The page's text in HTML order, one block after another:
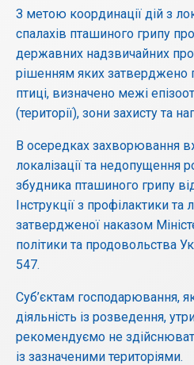
З метою координації дій з
спалахів пташиного грипу
державних надзвичайних
рішенням яких затверджено
птиці, визначено межі
(території), зони захисту та
В осередках захворювання
локалізації та недопущення
збудника пташиного грипу
Інструкції з профілактики та
затвердженої наказом
політики та продовольства
547.
Суб’єктам господарювання,
діяльність із розведення,
рекомендуємо не
із зазначеними територіями.